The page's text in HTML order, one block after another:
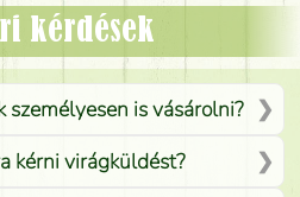
Mónika
kérdések
is vásárolni?
kérni virágküldést?